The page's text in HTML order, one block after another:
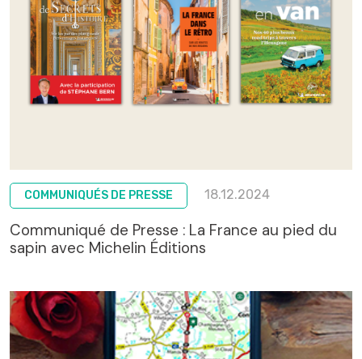
COMMUNIQUÉS DE PRESSE 18.12.2024
Communiqué de Presse : La France au pied du
sapin avec Michelin Éditions